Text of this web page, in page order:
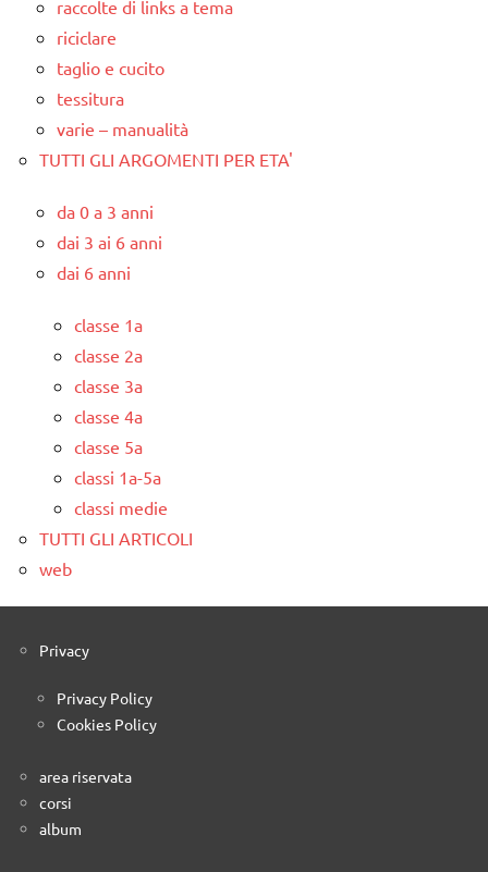
raccolte di links a tema
riciclare
taglio e cucito
tessitura
varie – manualità
TUTTI GLI ARGOMENTI PER ETA'
da 0 a 3 anni
dai 3 ai 6 anni
dai 6 anni
classe 1a
classe 2a
classe 3a
classe 4a
classe 5a
classi 1a-5a
classi medie
TUTTI GLI ARTICOLI
web
Privacy
Privacy Policy
Cookies Policy
area riservata
corsi
album